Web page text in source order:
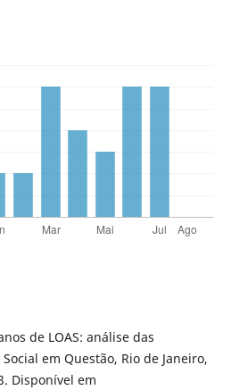
de LOAS: análise das
em Questão, Rio de Janeiro,
Disponível em